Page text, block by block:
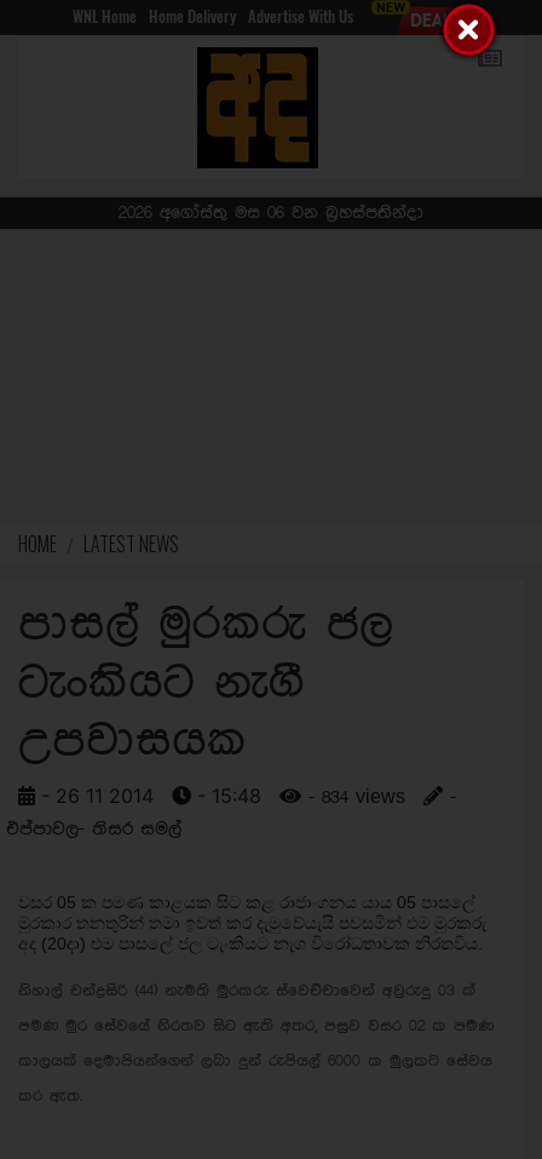
WNL Home Home Delivery Advertise With Us
2026 අගෝස්තු මස 06 වන බ්‍රහස්පතින්දා
HOME LATEST NEWS
පාසල් මුරකරු ජල
ටැංකියට නැගී
උපවාසයක
- 26 11 2014 - 15:48 - 834 views
-
එප්පාවල- තිසර සමල්
වසර 05 ක පමණ කාළයක සිට කළ රාජාංගනය යාය 05 පාසලේ
මුරකාර තනතුරින් තමා ඉවත් කර දැමුවේයැයි පවසමින් එම මුරකරු
අද (20දා) එම පාසලේ ජල ටැංකියට නැග විරෝධතාවක නිරතවිය.
නිහාල් චන්ද්‍රසිරි (44) නැමති මුරකරු ස්වෙච්චාවෙන් අවුරුදු 03 ක්
පමණ මුර සේවයේ නිරතව සිට ඇති අතර, පසුව වසර 02 ක පමණ
කාලයක් දෙමාපියන්ගෙන් ලබා දුන් රුපියල් 6000 ක මුලකට සේවය
කර ඇත.